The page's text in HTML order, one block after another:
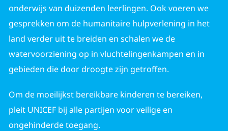
onderwijs van duizenden leerlingen. Ook voeren we
gesprekken om de humanitaire hulpverlening in het
land verder uit te breiden en schalen we de
watervoorziening op in vluchtelingenkampen en in
gebieden die door droogte zijn getroffen.
Om de moeilijkst bereikbare kinderen te bereiken,
pleit UNICEF bij alle partijen voor veilige en
ongehinderde toegang.